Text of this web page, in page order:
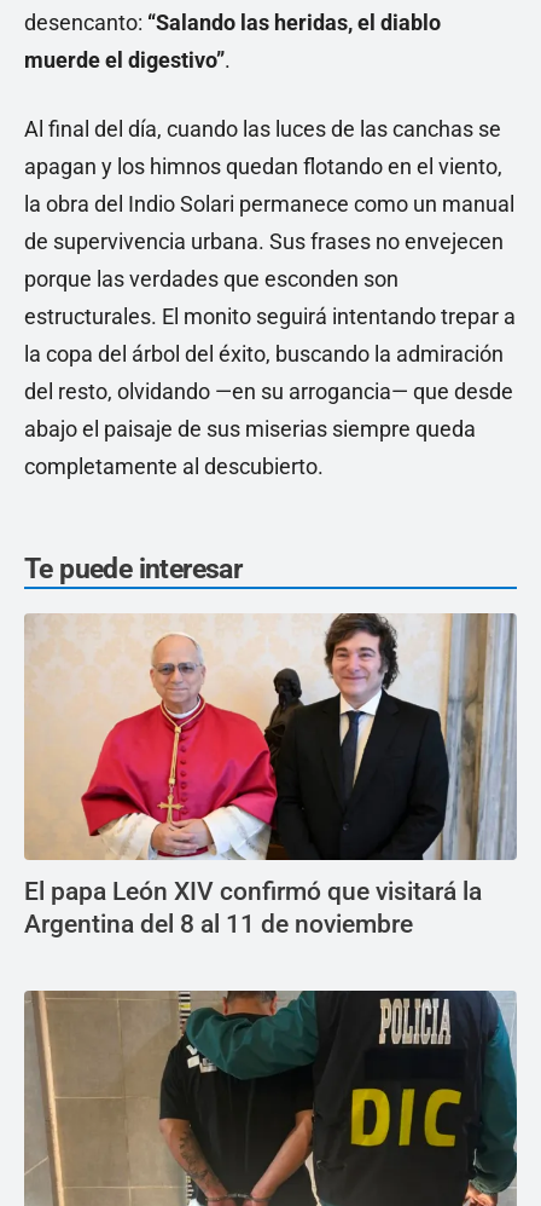
desencanto: “Salando las heridas, el diablo
muerde el digestivo”.
Al final del día, cuando las luces de las canchas se
apagan y los himnos quedan flotando en el viento,
la obra del Indio Solari permanece como un manual
de supervivencia urbana. Sus frases no envejecen
porque las verdades que esconden son
estructurales. El monito seguirá intentando trepar a
la copa del árbol del éxito, buscando la admiración
del resto, olvidando —en su arrogancia— que desde
abajo el paisaje de sus miserias siempre queda
completamente al descubierto.
Te puede interesar
El papa León XIV confirmó que visitará la
Argentina del 8 al 11 de noviembre